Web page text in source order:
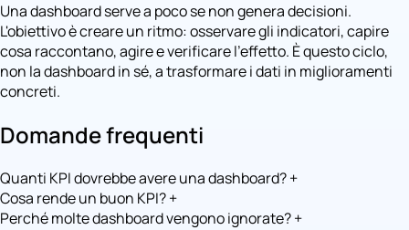
Una dashboard serve a poco se non genera decisioni.
L'obiettivo è creare un ritmo: osservare gli indicatori, capire
cosa raccontano, agire e verificare l'effetto. È questo ciclo,
non la dashboard in sé, a trasformare i dati in miglioramenti
concreti.
Domande frequenti
Quanti KPI dovrebbe avere una dashboard?+
Cosa rende un buon KPI?+
Perché molte dashboard vengono ignorate?+